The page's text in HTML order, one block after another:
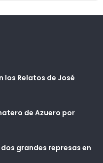
los Relatos de José
de Azuero por
grandes represas en